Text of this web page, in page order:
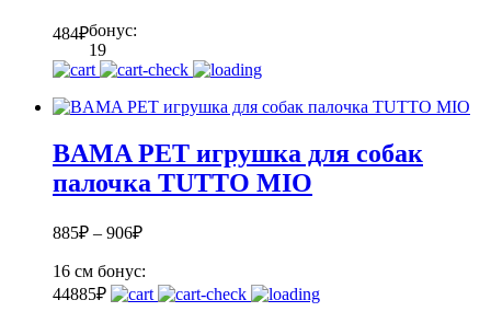
484₽бонус:
19
BAMA PET игрушка для собак
палочка TUTTO MIO
885₽ – 906₽
16 см бонус:
44885₽